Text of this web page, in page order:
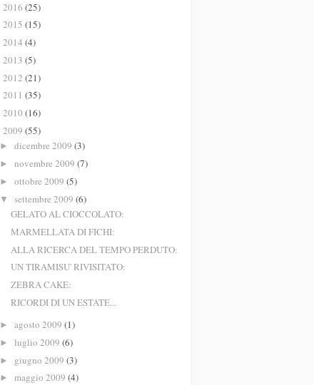
2016 (25)
2015 (15)
2014 (4)
2013 (5)
2012 (21)
2011 (35)
2010 (16)
2009 (55)
► dicembre 2009 (3)
► novembre 2009 (7)
► ottobre 2009 (5)
▼ settembre 2009 (6)
GELATO AL CIOCCOLATO:
MARMELLATA DI FICHI:
ALLA RICERCA DEL TEMPO PERDUTO:
UN TIRAMISU' RIVISITATO:
ZEBRA CAKE:
RICORDI DI UN ESTATE...
► agosto 2009 (1)
► luglio 2009 (6)
► giugno 2009 (3)
► maggio 2009 (4)